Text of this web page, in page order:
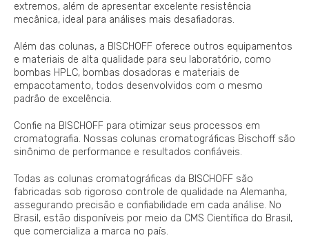
extremos, além de apresentar excelente resistência
mecânica, ideal para análises mais desafiadoras.
Além das colunas, a BISCHOFF oferece outros equipamentos
e materiais de alta qualidade para seu laboratório, como
bombas HPLC, bombas dosadoras e materiais de
empacotamento, todos desenvolvidos com o mesmo
padrão de excelência.
Confie na BISCHOFF para otimizar seus processos em
cromatografia. Nossas colunas cromatográficas Bischoff são
sinônimo de performance e resultados confiáveis.
Todas as colunas cromatográficas da BISCHOFF são
fabricadas sob rigoroso controle de qualidade na Alemanha,
assegurando precisão e confiabilidade em cada análise. No
Brasil, estão disponíveis por meio da CMS Científica do Brasil,
que comercializa a marca no país.